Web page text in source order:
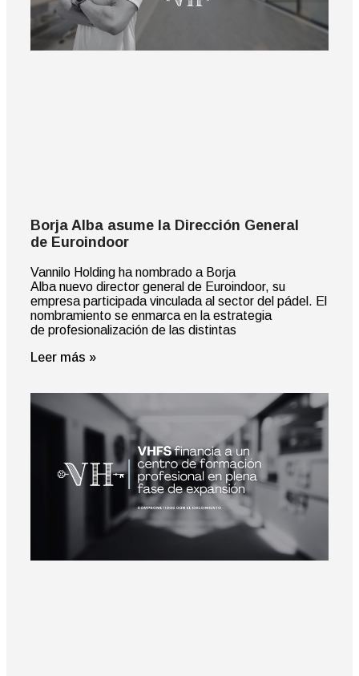
Borja Alba asume la Dirección General
de Euroindoor
Vannilo Holding ha nombrado a Borja
Alba nuevo director general de Euroindoor, su
empresa participada vinculada al sector del pádel. El
nombramiento se enmarca en la estrategia
de profesionalización de las distintas
Leer más »